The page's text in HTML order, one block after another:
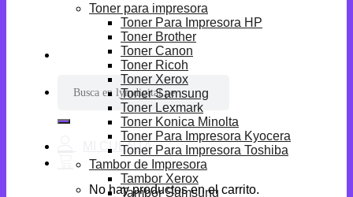
por:
No hay productos en el carrito.
Toner para impresora
Toner Para Impresora HP
Toner Brother
Toner Canon
Toner Ricoh
Toner Xerox
Toner Samsung
Toner Lexmark
Toner Konica Minolta
Toner Para Impresora Kyocera
Toner Para Impresora Toshiba
Tambor de Impresora
Tambor Xerox
Tambor Samsung